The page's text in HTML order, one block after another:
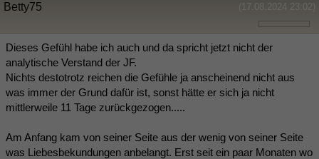
(17.08.2024 23:02)
Betty75
Dieses Gefühl habe ich auch und da spricht jetzt nicht der
analytische Verstand der JF.
Nichts destotrotz reichen die Gefühle ja anscheinend nicht aus
was immer der Grund dafür ist, sonst hätte er sich ja nicht
mittlerweile 11 Tage zurückgezogen.....
Am Anfang kam von seiner Seite aus der wenig von seiner Seite
was Liebesbekundungen anbelangt. Erst seit ein paar Monaten wo